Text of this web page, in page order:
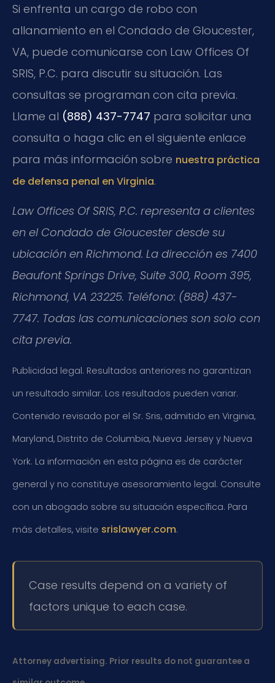
Si enfrenta un cargo de robo con
allanamiento en el Condado de Gloucester,
VA, puede comunicarse con Law Offices Of
SRIS, P.C. para discutir su situación. Las
consultas se programan con cita previa.
Llame al (888) 437-7747 para solicitar una
consulta o haga clic en el siguiente enlace
para más información sobre nuestra práctica
de defensa penal en Virginia.
Law Offices Of SRIS, P.C. representa a clientes
en el Condado de Gloucester desde su
ubicación en Richmond. La dirección es 7400
Beaufont Springs Drive, Suite 300, Room 395,
Richmond, VA 23225. Teléfono: (888) 437-
7747. Todas las comunicaciones son solo con
cita previa.
Publicidad legal. Resultados anteriores no garantizan
un resultado similar. Los resultados pueden variar.
Contenido revisado por el Sr. Sris, admitido en Virginia,
Maryland, Distrito de Columbia, Nueva Jersey y Nueva
York. La información en esta página es de carácter
general y no constituye asesoramiento legal. Consulte
con un abogado sobre su situación específica. Para
más detalles, visite srislawyer.com.
Case results depend on a variety of
factors unique to each case.
Attorney advertising. Prior results do not guarantee a